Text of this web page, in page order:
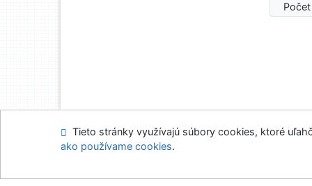
Mapa stránok
Tieto stránky využívajú súbory cookies, ktoré
ako používame cookies.